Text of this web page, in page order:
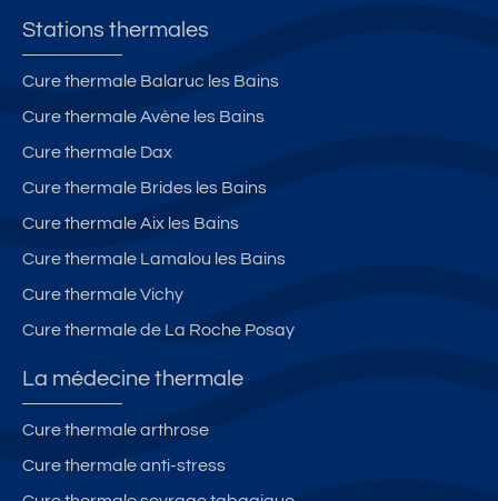
Stations thermales
Cure thermale Balaruc les Bains
Cure thermale Avène les Bains
Cure thermale Dax
Cure thermale Brides les Bains
Cure thermale Aix les Bains
Cure thermale Lamalou les Bains
Cure thermale Vichy
Cure thermale de La Roche Posay
La médecine thermale
Cure thermale arthrose
Cure thermale anti-stress